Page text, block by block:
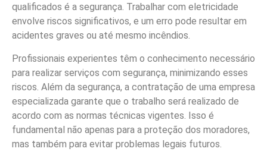
qualificados é a segurança. Trabalhar com eletricidade
envolve riscos significativos, e um erro pode resultar em
acidentes graves ou até mesmo incêndios.
Profissionais experientes têm o conhecimento necessário
para realizar serviços com segurança, minimizando esses
riscos. Além da segurança, a contratação de uma empresa
especializada garante que o trabalho será realizado de
acordo com as normas técnicas vigentes. Isso é
fundamental não apenas para a proteção dos moradores,
mas também para evitar problemas legais futuros.